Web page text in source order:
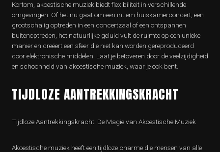
Kortom, akoestische muziek biedt flexibiliteit in verschillende
omgevingen. Of het nu gaat om een intiem huiskamerconcert, een
grootschalig optreden in een concertzaal of een ontspannen
buitenoptreden, het natuurlijke geluid vult de ruimte op een unieke
manier en creëert een sfeer die niet kan worden gereproduceerd
door elektronische middelen. Laat je betoveren door de veelzijdigheid
en schoonheid van akoestische muziek, waar je ook bent.
TIJDLOZE AANTREKKINGSKRACHT
Tijdloze Aantrekkingskracht: De Magie van Akoestische Muziek
Akoestische muziek heeft een tijdloze charme die mensen van alle